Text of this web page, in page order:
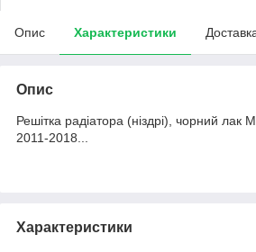
Опис Характеристики
Опис
Решітка радіатора (ніздрі), чорний лак
2011-2018...
Характеристики